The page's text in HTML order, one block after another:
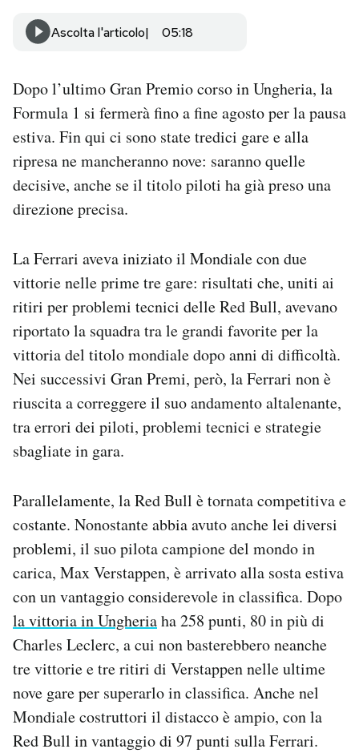
SHOP
Area Personale
Newsletter
Notifiche mobile
Esci
Ascolta l'articolo 05:18
Dopo l’ultimo Gran Premio corso in Ungheria, la
Formula 1 si fermerà fino a fine agosto per la pausa
estiva. Fin qui ci sono state tredici gare e alla
ripresa ne mancheranno nove: saranno quelle
decisive, anche se il titolo piloti ha già preso una
direzione precisa.
La Ferrari aveva iniziato il Mondiale con due
vittorie nelle prime tre gare: risultati che, uniti ai
ritiri per problemi tecnici delle Red Bull, avevano
riportato la squadra tra le grandi favorite per la
vittoria del titolo mondiale dopo anni di difficoltà.
Nei successivi Gran Premi, però, la Ferrari non è
riuscita a correggere il suo andamento altalenante,
tra errori dei piloti, problemi tecnici e strategie
sbagliate in gara.
Parallelamente, la Red Bull è tornata competitiva e
costante. Nonostante abbia avuto anche lei diversi
problemi, il suo pilota campione del mondo in
carica, Max Verstappen, è arrivato alla sosta estiva
con un vantaggio considerevole in classifica. Dopo
la vittoria in Ungheriaha 258 punti, 80 in più di
Charles Leclerc, a cui non basterebbero neanche
tre vittorie e tre ritiri di Verstappen nelle ultime
nove gare per superarlo in classifica. Anche nel
Mondiale costruttori il distacco è ampio, con la
Red Bull in vantaggio di 97 punti sulla Ferrari.